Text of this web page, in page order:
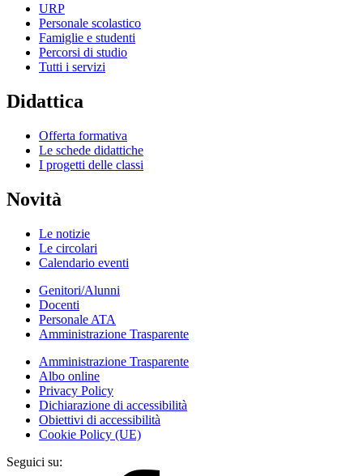
URP
Personale scolastico
Famiglie e studenti
Percorsi di studio
Tutti i servizi
Didattica
Offerta formativa
Le schede didattiche
I progetti delle classi
Novità
Le notizie
Le circolari
Calendario eventi
Genitori/Alunni
Docenti
Personale ATA
Amministrazione Trasparente
Amministrazione Trasparente
Albo online
Privacy Policy
Dichiarazione di accessibilità
Obiettivi di accessibilità
Cookie Policy (UE)
Seguici su: